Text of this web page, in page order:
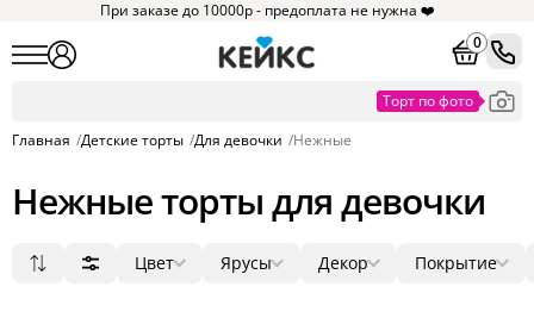
При заказе до 10000р - предоплата не нужна ❤️
0
Главная /Детские торты /Для девочки /Нежные
Нежные торты для девочки
Цвет
Ярусы
Декор
Покрытие